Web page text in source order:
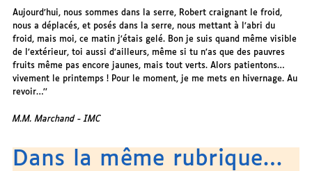
Aujourd’hui, nous sommes dans la serre, Robert craignant le froid,
nous a déplacés, et posés dans la serre, nous mettant à l’abri du
froid, mais moi, ce matin j’étais gelé. Bon je suis quand même visible
de l’extérieur, toi aussi d’ailleurs, même si tu n’as que des pauvres
fruits même pas encore jaunes, mais tout verts. Alors patientons…
vivement le printemps ! Pour le moment, je me mets en hivernage. Au
revoir…’’
M.M. Marchand - IMC
Dans la même rubrique…